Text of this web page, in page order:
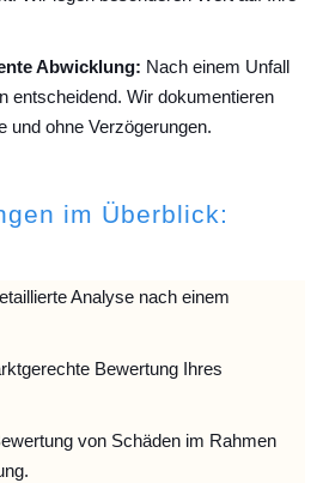
Abwicklung: Nach einem Unfall
entscheidend. Wir dokumentieren
und ohne Verzögerungen.
im Überblick:
Analyse nach einem
Bewertung Ihres
von Schäden im Rahmen